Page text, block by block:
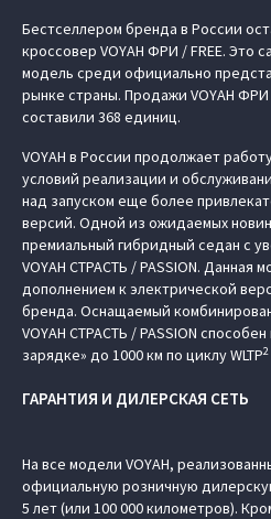
Бестселлером бренда в России
кроссовер VOYAH ФРИ / FREE. Это
модель среди официально
рынке страны. Продажи VOYAH ФРИ
составили 368 единиц.
VOYAH в России продолжает
условий реализации и
над запуском еще более
версий. Одной из ожидаемых
премиальный гибридный седан с
VOYAH СТРАСТЬ / PASSION. Данная
дополнением к электрической
бренда. Оснащаемый
VOYAH СТРАСТЬ / PASSION
зарядке» до 1000 км по циклу WLTP2
ГАРАНТИЯ И ДИЛЕРСКАЯ СЕТЬ
На все модели VOYAH,
официальную розничную
5 лет (или 100 000 километров).